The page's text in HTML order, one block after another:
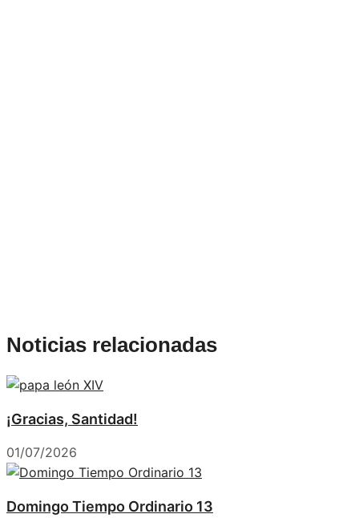
Noticias relacionadas
¡Gracias, Santidad!
01/07/2026
Domingo Tiempo Ordinario 13